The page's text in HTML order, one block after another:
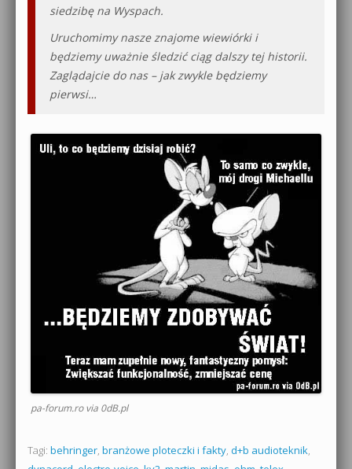
siedzibę na Wyspach.
Uruchomimy nasze znajome wiewiórki i
będziemy uważnie śledzić ciąg dalszy tej historii.
Zaglądajcie do nas – jak zwykle będziemy
pierwsi…
pa-forum.ro via 0dB.pl
Tagi: behringer, branżowe ploteczki i fakty, d+b audioteknik,